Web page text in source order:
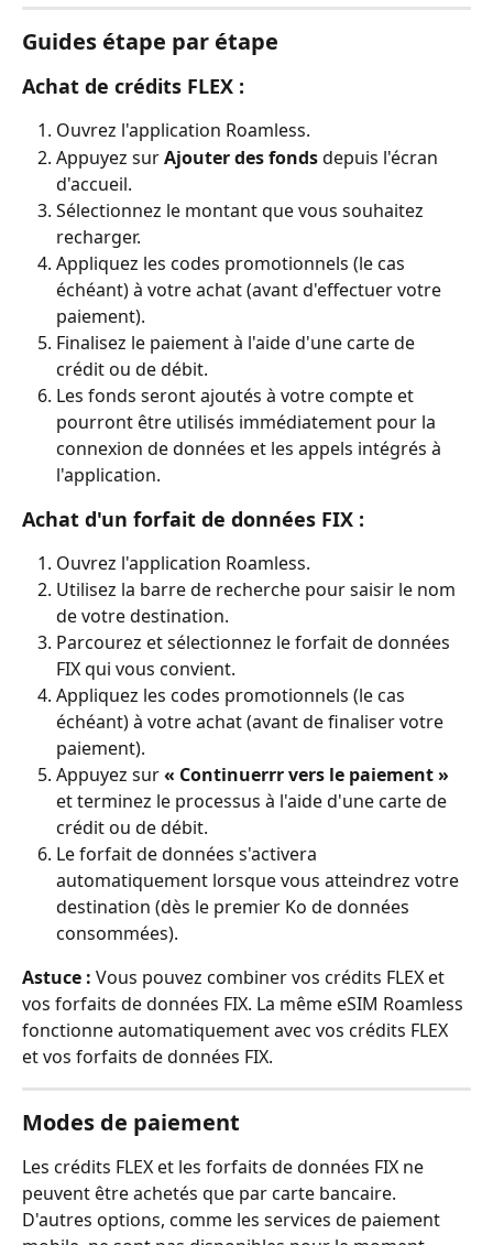
Guides étape par étape
Achat de crédits FLEX :
Ouvrez l'application Roamless.
Appuyez sur Ajouter des fonds depuis l'écran
d'accueil.
Sélectionnez le montant que vous souhaitez
recharger.
Appliquez les codes promotionnels (le cas
échéant) à votre achat (avant d'effectuer votre
paiement).
Finalisez le paiement à l'aide d'une carte de
crédit ou de débit.
Les fonds seront ajoutés à votre compte et
pourront être utilisés immédiatement pour la
connexion de données et les appels intégrés à
l'application.
Achat d'un forfait de données FIX :
Ouvrez l'application Roamless.
Utilisez la barre de recherche pour saisir le nom
de votre destination.
Parcourez et sélectionnez le forfait de données
FIX qui vous convient.
Appliquez les codes promotionnels (le cas
échéant) à votre achat (avant de finaliser votre
paiement).
Appuyez sur « Continuerrr vers le paiement »
et terminez le processus à l'aide d'une carte de
crédit ou de débit.
Le forfait de données s'activera
automatiquement lorsque vous atteindrez votre
destination (dès le premier Ko de données
consommées).
Astuce : Vous pouvez combiner vos crédits FLEX et
vos forfaits de données FIX. La même eSIM Roamless
fonctionne automatiquement avec vos crédits FLEX
et vos forfaits de données FIX.
Modes de paiement
Les crédits FLEX et les forfaits de données FIX ne
peuvent être achetés que par carte bancaire.
D'autres options, comme les services de paiement